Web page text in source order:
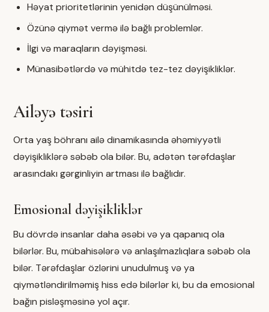
Həyat prioritetlərinin yenidən düşünülməsi.
Özünə qiymət vermə ilə bağlı problemlər.
İlgi və maraqların dəyişməsi.
Münasibətlərdə və mühitdə tez-tez dəyişikliklər.
Ailəyə təsiri
Orta yaş böhranı ailə dinamikasında əhəmiyyətli
dəyişikliklərə səbəb ola bilər. Bu, adətən tərəfdaşlar
arasındakı gərginliyin artması ilə bağlıdır.
Emosional dəyişikliklər
Bu dövrdə insanlar daha əsəbi və ya qapanıq ola
bilərlər. Bu, mübahisələrə və anlaşılmazlıqlara səbəb ola
bilər. Tərəfdaşlar özlərini unudulmuş və ya
qiymətləndirilməmiş hiss edə bilərlər ki, bu da emosional
bağın pisləşməsinə yol açır.